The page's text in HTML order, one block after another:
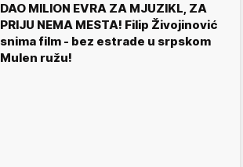
DAO MILION EVRA ZA MJUZIKL, ZA
PRIJU NEMA MESTA! Filip Živojinović
snima film - bez estrade u srpskom
Mulen ružu!